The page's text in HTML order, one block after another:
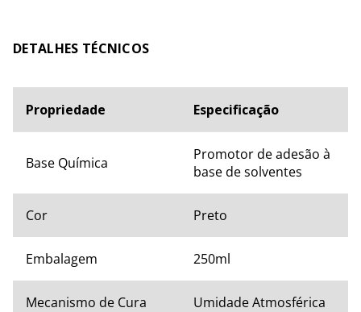
ESPECIFICAÇÕES TÉCNICAS
Propriedade Especificação
Base Química
Promotor de adesão à
base de solventes
Cor Preto
Embalagem 250ml
Mecanismo de Cura Umidade Atmosférica